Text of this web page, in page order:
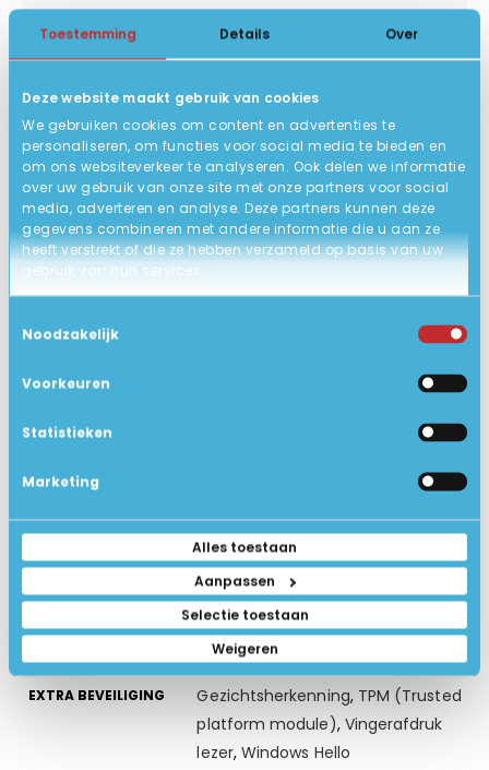
Toestemming Details Over
Deze website maakt gebruik van cookies
We gebruiken cookies om content en advertenties te
personaliseren, om functies voor social media te bieden en
om ons websiteverkeer te analyseren. Ook delen we informatie
over uw gebruik van onze site met onze partners voor social
media, adverteren en analyse. Deze partners kunnen deze
gegevens combineren met andere informatie die u aan ze
heeft verstrekt of die ze hebben verzameld op basis van uw
gebruik van hun services.
Noodzakelijk
Voorkeuren
Statistieken
Marketing
Alles toestaan
Aanpassen
Selectie toestaan
Weigeren
BESTURINGSSYSTEEM Windows 11 Pro 64-bits
TOETSENBORD QWERTY/US backlit keyboard!
AFMETING 32 x 22.4 x 1.7 cm
ACCU
STATUS PRODUCT
Ex Demo, met lichte
gebruikerssporen.
GARANTIE
12 maanden hardware garantie
(carry-in) m.u.v. de accu.
BLUETOOTH VERSIE
DVD SPELER
1.4 kg
Zilver
Geen extra software
Windows Beveiliging (antivirus)
EXTRA BEVEILIGING Gezichtsherkenning, TPM (Trusted
platform module), Vingerafdruk
lezer, Windows Hello